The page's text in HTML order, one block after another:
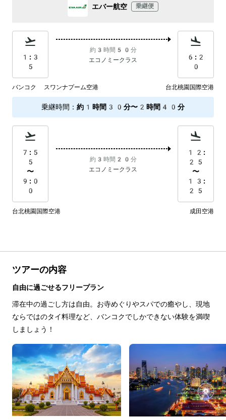
エバー航空 乗継便
1:3
5
約3時間50分
エコノミークラス
6:2
0
バンコク スワンナプーム空港 台北桃園国際空港
乗継時間 ： 約1時間30分〜2時間40分
7:5
5
〜
9:0
0
約3時間20分
エコノミークラス
12:
25
〜
13:
25
台北桃園国際空港 成田空港
ツアーの内容
自由に過ごせるフリープラン
滞在中の過ごし方は自由。お寺めぐりやスパでの癒やし、現地
ならではのタイ料理など、バンコクでしかできない体験を満喫
しましょう！